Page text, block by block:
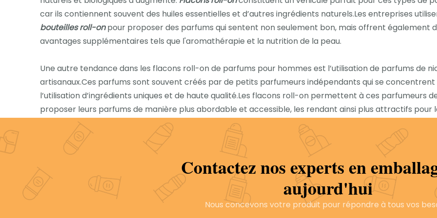
car ils contiennent souvent des huiles essentielles et d’autres ingrédients naturels.Les entreprises
bouteilles roll-onpour proposer des parfums qui sentent non seulement bon, mais offrent également
avantages supplémentaires tels que l'aromathérapie et la nutrition de la peau.
Une autre tendance dans les flacons roll-on de parfums pour hommes est l’utilisation de parfums de
artisanaux.Ces parfums sont souvent créés par de petits parfumeurs indépendants qui se concentrent
l’utilisation d’ingrédients uniques et de haute qualité.Les flacons roll-on permettent à ces parfumeurs
proposer leurs parfums de manière plus abordable et accessible, les rendant ainsi plus attractifs pour
consommateurs.De plus, la portabilité des flacons roll-on permet aux consommateurs d’essayer
basculer entre différents parfums, leur permettant ainsi d’expérimenter et de trouver leur parfum
La personnalisation devient également une tendance chez les hommesflacons roll-on de parfum.De
nombreuses entreprises proposent désormais des options de parfums personnalisables, permettant
consommateurs de créer leurs propres mélanges de parfums uniques.Les flacons roll-on offrent un
pratique et facile de mélanger et assortir les parfums pour créer un parfum personnalisé.De plus,
Contactez nos experts en
aujourd'hui
Nous concevons votre produit pour répondre à tous vos